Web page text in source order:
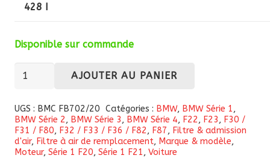
428 I
Disponible sur commande
quantité
Filtre
à
air
haute
AJOUTER AU PANIER
UGS : BMC FB702/20 Catégories : BMW, BMW Série 1,
BMW Série 2, BMW Série 3, BMW Série 4, F22, F23, F30 /
F31 / F80, F32 / F33 / F36 / F82, F87, Filtre & admission
d'air, Filtre à air de remplacement, Marque & modèle,
Moteur, Série 1 F20, Série 1 F21, Voiture